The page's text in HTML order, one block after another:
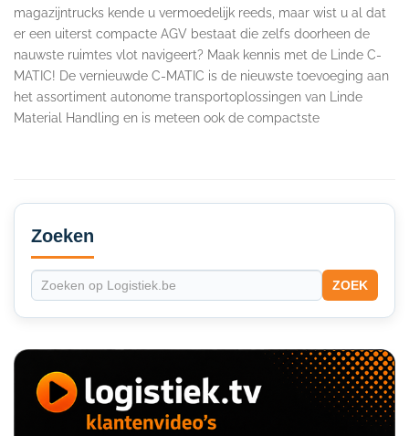
magazijntrucks kende u vermoedelijk reeds, maar wist u al dat
er een uiterst compacte AGV bestaat die zelfs doorheen de
nauwste ruimtes vlot navigeert? Maak kennis met de Linde C-
MATIC! De vernieuwde C-MATIC is de nieuwste toevoeging aan
het assortiment autonome transportoplossingen van Linde
Material Handling en is meteen ook de compactste
Secondary
Sidebar
Zoeken
ZOEK